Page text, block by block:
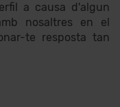
a causa d'algun
nosaltres en el
te resposta tan